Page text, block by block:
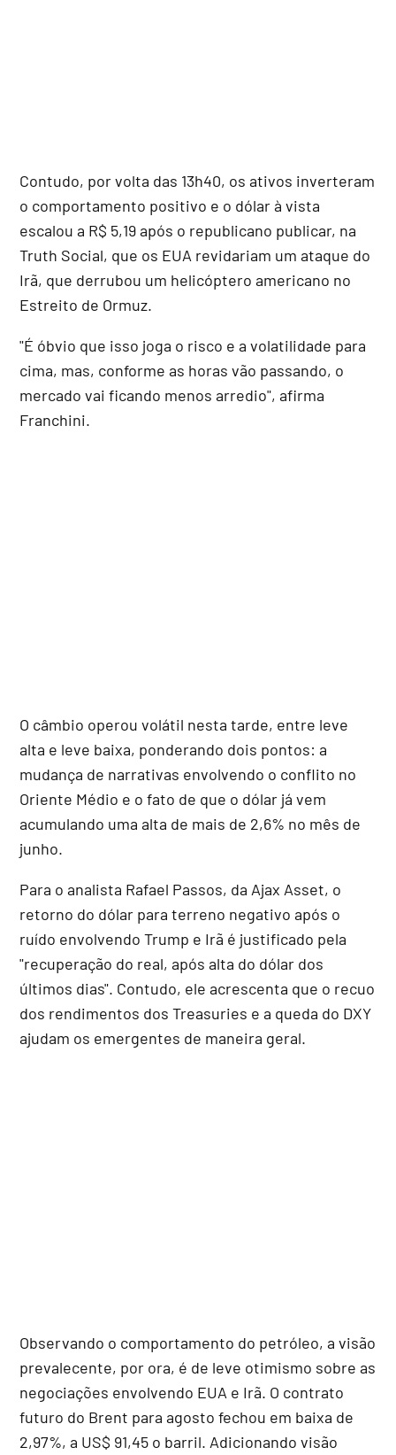
Contudo, por volta das 13h40, os ativos inverteram
o comportamento positivo e o dólar à vista
escalou a R$ 5,19 após o republicano publicar, na
Truth Social, que os EUA revidariam um ataque do
Irã, que derrubou um helicóptero americano no
Estreito de Ormuz.
"É óbvio que isso joga o risco e a volatilidade para
cima, mas, conforme as horas vão passando, o
mercado vai ficando menos arredio", afirma
Franchini.
O câmbio operou volátil nesta tarde, entre leve
alta e leve baixa, ponderando dois pontos: a
mudança de narrativas envolvendo o conflito no
Oriente Médio e o fato de que o dólar já vem
acumulando uma alta de mais de 2,6% no mês de
junho.
Para o analista Rafael Passos, da Ajax Asset, o
retorno do dólar para terreno negativo após o
ruído envolvendo Trump e Irã é justificado pela
"recuperação do real, após alta do dólar dos
últimos dias". Contudo, ele acrescenta que o recuo
dos rendimentos dos Treasuries e a queda do DXY
ajudam os emergentes de maneira geral.
Observando o comportamento do petróleo, a visão
prevalecente, por ora, é de leve otimismo sobre as
negociações envolvendo EUA e Irã. O contrato
futuro do Brent para agosto fechou em baixa de
2,97%, a US$ 91,45 o barril. Adicionando visão